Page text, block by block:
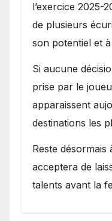
l’exercice 2025-
de plusieurs
son potentiel et
Si aucune
prise par le
apparaissent
destinations les
Reste désormais
acceptera de
talents avant la